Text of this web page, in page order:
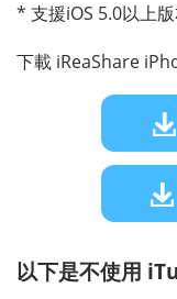
* 支援iOS 5.0以上版
下載 iReaShare
以下是不使用